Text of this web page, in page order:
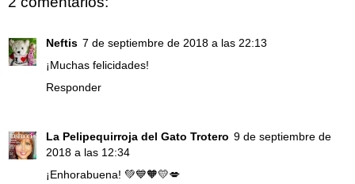
Neftis 7 de septiembre de 2018 a las 22:13
¡Muchas felicidades!
Responder
La Pelipequirroja del Gato Trotero 9 de septiembre de
2018 a las 12:34
¡Enhorabuena! 💚💙🧡💛💋